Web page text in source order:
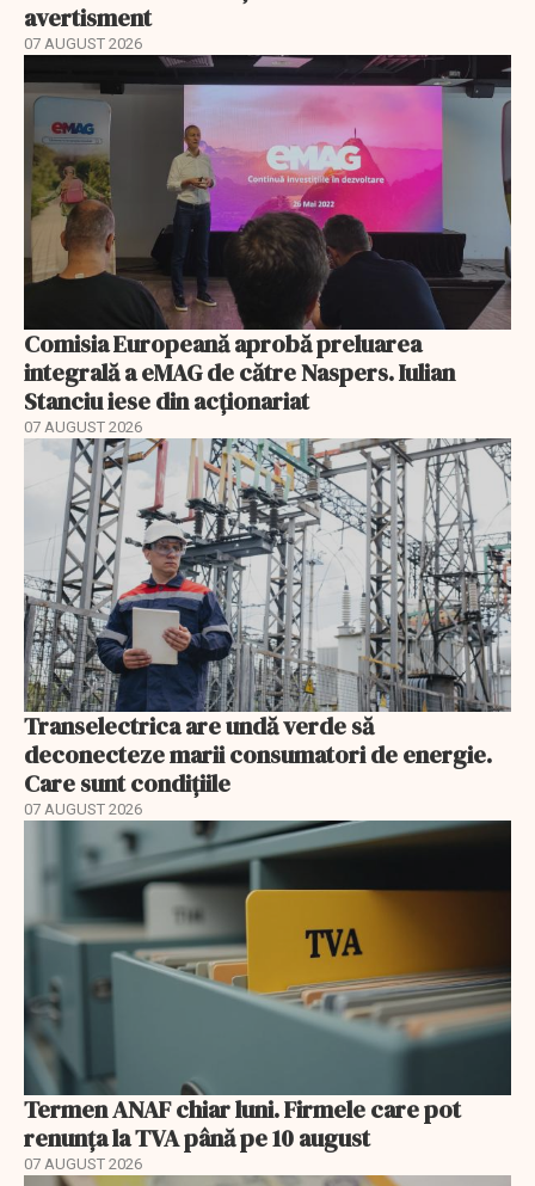
avertisment
07 AUGUST 2026
Comisia Europeană aprobă preluarea
integrală a eMAG de către Naspers. Iulian
Stanciu iese din acționariat
07 AUGUST 2026
Transelectrica are undă verde să
deconecteze marii consumatori de energie.
Care sunt condițiile
07 AUGUST 2026
Termen ANAF chiar luni. Firmele care pot
renunța la TVA până pe 10 august
07 AUGUST 2026